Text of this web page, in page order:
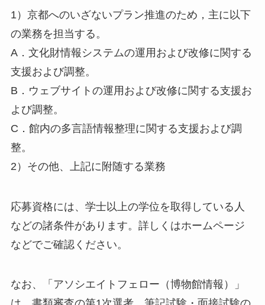
1）京都へのいざないプラン推進のため，主に以下
の業務を担当する。
A．文化財情報システムの運用および改修に関する
支援および調整。
B．ウェブサイトの運用および改修に関する支援お
よび調整。
C．館内の多言語情報整理に関する支援および調
整。
2）その他、上記に附随する業務
応募資格には、学士以上の学位を取得している人
などの諸条件があります。詳しくはホームページ
などでご確認ください。
なお、「アソシエイトフェロー（博物館情報）」